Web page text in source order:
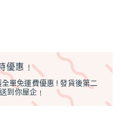
優惠﹗
單免運費優惠 ! 發貨後第二
到你屋企﹗